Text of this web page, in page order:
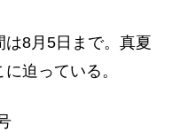
8月5日まで。真夏
迫っている。